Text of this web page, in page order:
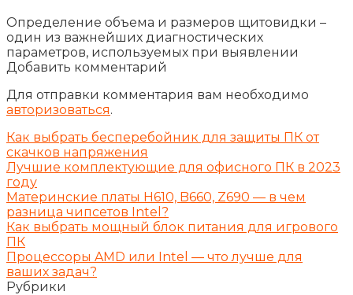
Определение объема и размеров щитовидки –
один из важнейших диагностических
параметров, используемых при выявлении
Добавить комментарий
Для отправки комментария вам необходимо
авторизоваться.
Как выбрать бесперебойник для защиты ПК от
скачков напряжения
Лучшие комплектующие для офисного ПК в 2023
году
Материнские платы H610, B660, Z690 — в чем
разница чипсетов Intel?
Как выбрать мощный блок питания для игрового
ПК
Процессоры AMD или Intel — что лучше для
ваших задач?
Рубрики